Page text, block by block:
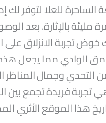
الساحرة للعلا لتوفر لك
مليئة بالإثارة. بعد
تجربة الانزلاق على
الوادي مما يجعل هذه
التحدي وجمال المناظر
تجربة فريدة تجمع بين
هذا الموقع الأثري